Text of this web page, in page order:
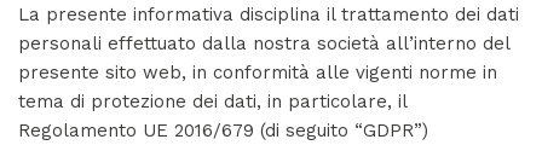
La presente informativa disciplina il trattamento dei dati
personali effettuato dalla nostra società all’interno del
presente sito web, in conformità alle vigenti norme in
tema di protezione dei dati, in particolare, il
Regolamento UE 2016/679 (di seguito “GDPR”)